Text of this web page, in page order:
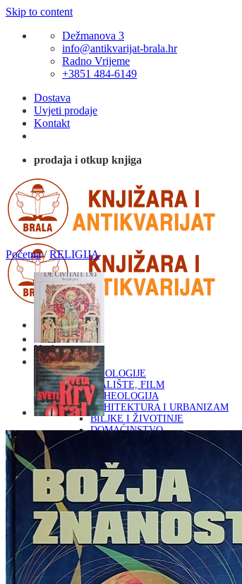
Skip to content
Dežmanova 3
info@antikvarijat-brala.hr
Radno Vrijeme
+3851 484-6149
Dostava
Uvjeti prodaje
Kontakt
prodaja i otkup knjiga
Naslovna
KNJIGE
OD ARHEOLOGIJE
DO KAZALIŠTE, FILM
ARHEOLOGIJA
ARHITEKTURA I URBANIZAM
BILJKE I ŽIVOTINJE
DOMAĆINSTVO
ENCIKLOPEDIJE I LEKSIKONI
FILOZOFIJA, SOCIOLOGIJA,
FOTOGRAFIJA
GLAZBENA UMJETNOST
KAZALIŠTE, FILM
OD KNJIŽEVNOST
DO RELIGIJA
KNJIŽEVNOST
LIKOVNA UMJETNOST
LJEKOVITO BILJE I ZDRAVLJE
MITOLOGIJA
POVIJEST I PUBLICISTIKA
Početna / RELIGIJA